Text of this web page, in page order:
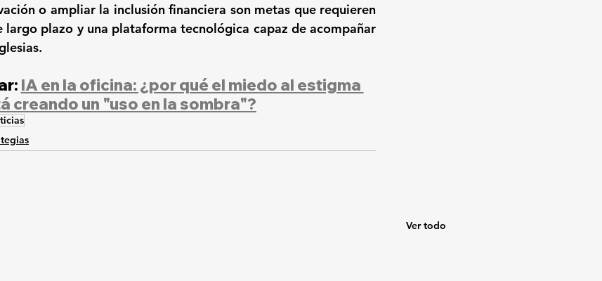
o ampliar la inclusión financiera son metas que requieren
largo plazo y una plataforma tecnológica capaz de acompañar
IA en la oficina: ¿por qué el miedo al estigma
creando un "uso en la sombra"?
Ver todo